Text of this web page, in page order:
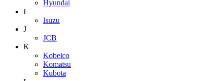
Hyundai
I
Isuzu
J
JCB
K
Kobelco
Komatsu
Kubota